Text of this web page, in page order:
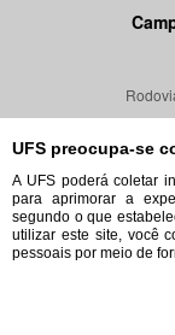
UFS preocupa-se
A UFS poderá coletar
para aprimorar a
segundo o que
utilizar este site, você
pessoais por meio de
©